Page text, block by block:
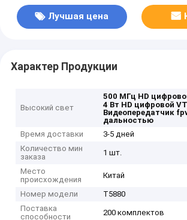
Лучшая цена
Характер Продукции
Высокий свет
500 МГц HD
4 Вт HD цифровой
Видеопередатчик
дальностью
Время доставки
3-5 дней
Количество мин
заказа
1 шт.
Место
происхождения
Китай
Номер модели
T5880
Поставка
способности
200 комплектов